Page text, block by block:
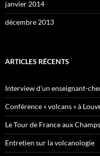
janvier 2014
décembre 2013
ARTICLES RÉCENTS
Interview d’un enseignant-
Conférence « volcans » à
Le Tour de France aux
Entretien sur la volcanologie